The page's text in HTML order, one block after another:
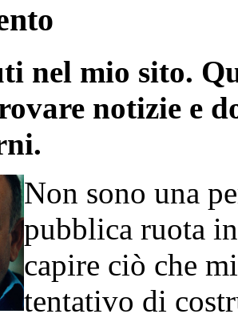
nel mio sito.
notizie e
Non sono una
pubblica ruota
capire ciò che
tentativo di